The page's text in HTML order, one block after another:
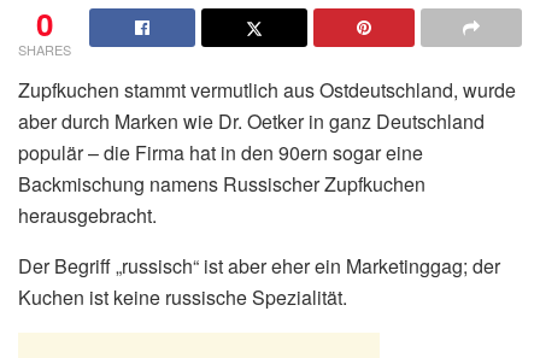
0
SHARES
Zupfkuchen stammt vermutlich aus Ostdeutschland, wurde
aber durch Marken wie Dr. Oetker in ganz Deutschland
populär – die Firma hat in den 90ern sogar eine
Backmischung namens Russischer Zupfkuchen
herausgebracht.
Der Begriff „russisch“ ist aber eher ein Marketinggag; der
Kuchen ist keine russische Spezialität.